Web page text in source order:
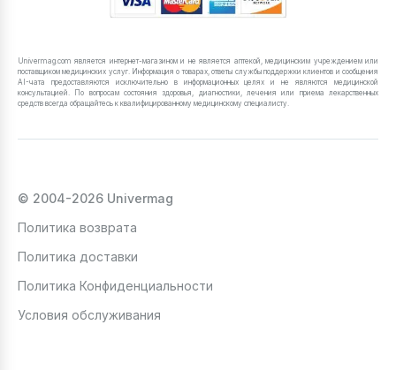
Univermag.com является интернет-магазином и не является аптекой, медицинским учреждением или
поставщиком медицинских услуг. Информация о товарах, ответы службы поддержки клиентов и сообщения
AI-чата предоставляются исключительно в информационных целях и не являются медицинской
консультацией. По вопросам состояния здоровья, диагностики, лечения или приема лекарственных
средств всегда обращайтесь к квалифицированному медицинскому специалисту.
© 2004-2026 Univermag
Политика возврата
Политика доставки
Политика Конфиденциальности
Условия обслуживания